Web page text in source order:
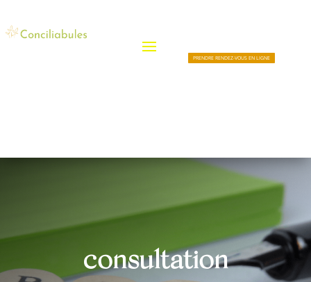
PRENDRE RENDEZ-VOUS EN LIGNE
consultation